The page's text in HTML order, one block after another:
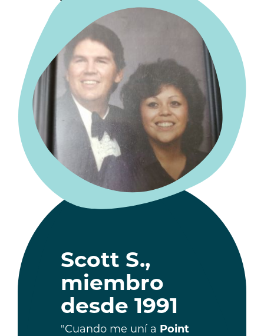
Scott S.,
miembro
desde 1991
"Cuando me uní a Point